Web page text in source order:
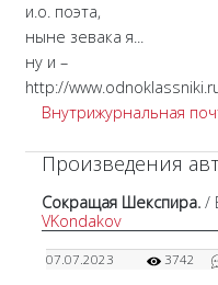
и.о. поэта,
ныне зевака я...
ну и –
http://
Внутрижурнальная
Произведения
Сокращая Шекспира. /
VKondakov
07.07.2023 3742